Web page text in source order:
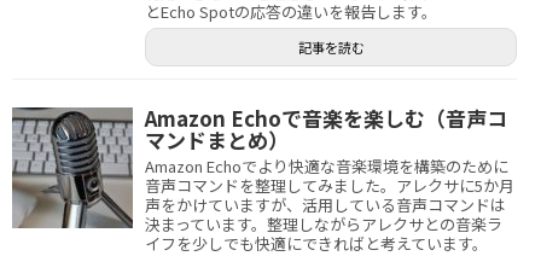
とEcho Spotの応答の違いを報告します。
記事を読む
Amazon Echoで音楽を楽しむ（音声コ
マンドまとめ）
Amazon Echoでより快適な音楽環境を構築のために
音声コマンドを整理してみました。アレクサに5か月
声をかけていますが、活用している音声コマンドは
決まっています。整理しながらアレクサとの音楽ラ
イフを少しでも快適にできればと考えています。